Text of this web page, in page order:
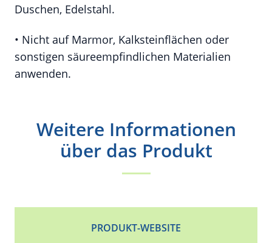
Duschen, Edelstahl.
• Nicht auf Marmor, Kalksteinflächen oder
sonstigen säureempfindlichen Materialien
anwenden.
Weitere Informationen
über das Produkt
PRODUKT-WEBSITE